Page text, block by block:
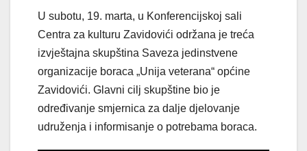
U subotu, 19. marta, u Konferencijskoj sali
Centra za kulturu Zavidovići održana je treća
izvještajna skupština Saveza jedinstvene
organizacije boraca „Unija veterana“ općine
Zavidovići. Glavni cilj skupštine bio je
određivanje smjernica za dalje djelovanje
udruženja i informisanje o potrebama boraca.